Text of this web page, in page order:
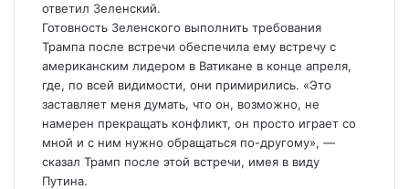
ответил Зеленский.
Готовность Зеленского выполнить требования
Трампа после встречи обеспечила ему встречу с
американским лидером в Ватикане в конце апреля,
где, по всей видимости, они примирились. «Это
заставляет меня думать, что он, возможно, не
намерен прекращать конфликт, он просто играет со
мной и с ним нужно обращаться по-другому», —
сказал Трамп после этой встречи, имея в виду
Путина.